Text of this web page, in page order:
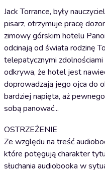
Jack Torrance, były
pisarz, otrzymuje pracę
zimowy górskim hotelu
odcinają od świata rodzinę
telepatycznymi zdolnościami
odkrywa, że hotel jest
doprowadzają jego ojca do
bardziej napięta, aż
sobą panować...
OSTRZEŻENIE
Ze względu na treść
które potęgują charakter
słuchania audiobooka w